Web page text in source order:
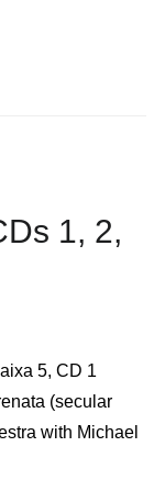
1, 2,
5, CD 1
(secular
with Michael